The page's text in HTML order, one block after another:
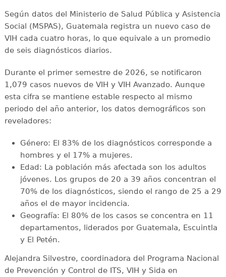
Según datos del Ministerio de Salud Pública y Asistencia
Social (MSPAS), Guatemala registra un nuevo caso de
VIH cada cuatro horas, lo que equivale a un promedio
de seis diagnósticos diarios.
Durante el primer semestre de 2026, se notificaron
1,079 casos nuevos de VIH y VIH Avanzado. Aunque
esta cifra se mantiene estable respecto al mismo
periodo del año anterior, los datos demográficos son
reveladores:
Género: El 83% de los diagnósticos corresponde a
hombres y el 17% a mujeres.
Edad: La población más afectada son los adultos
jóvenes. Los grupos de 20 a 39 años concentran el
70% de los diagnósticos, siendo el rango de 25 a 29
años el de mayor incidencia.
Geografía: El 80% de los casos se concentra en 11
departamentos, liderados por Guatemala, Escuintla
y El Petén.
Alejandra Silvestre, coordinadora del Programa Nacional
de Prevención y Control de ITS, VIH y Sida en